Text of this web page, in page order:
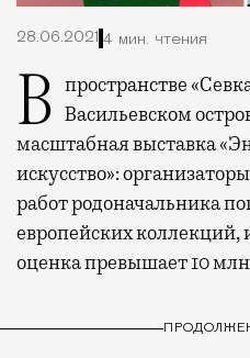
28.06.2021 4 мин. чтения
В пространстве «Севкабель Порт» на Васильевском
масштабная выставка
искусство»:
работ родоначальника
европейских коллекций,
оценка превышает 10 млн